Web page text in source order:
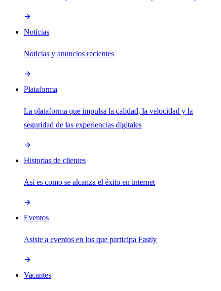
Noticias
Noticias y anuncios recientes
Plataforma
La plataforma que impulsa la calidad, la velocidad y la
seguridad de las experiencias digitales
Historias de clientes
Así es como se alcanza el éxito en internet
Eventos
Asiste a eventos en los que participa Fastly
Vacantes